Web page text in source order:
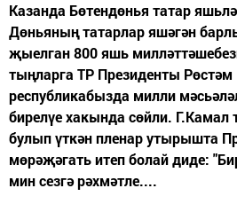
Казанда Бөтендөнья татар
Дөньяның татарлар яшәгән
җыелган 800 яшь
тыңларга ТР Президенты
республикабызда милли
бирелүе хакында сөйли. Г.Камал
булып үткән пленар утырышта
мөрәҗәгать итеп болай диде:
мин сезгә рәхмәтле....